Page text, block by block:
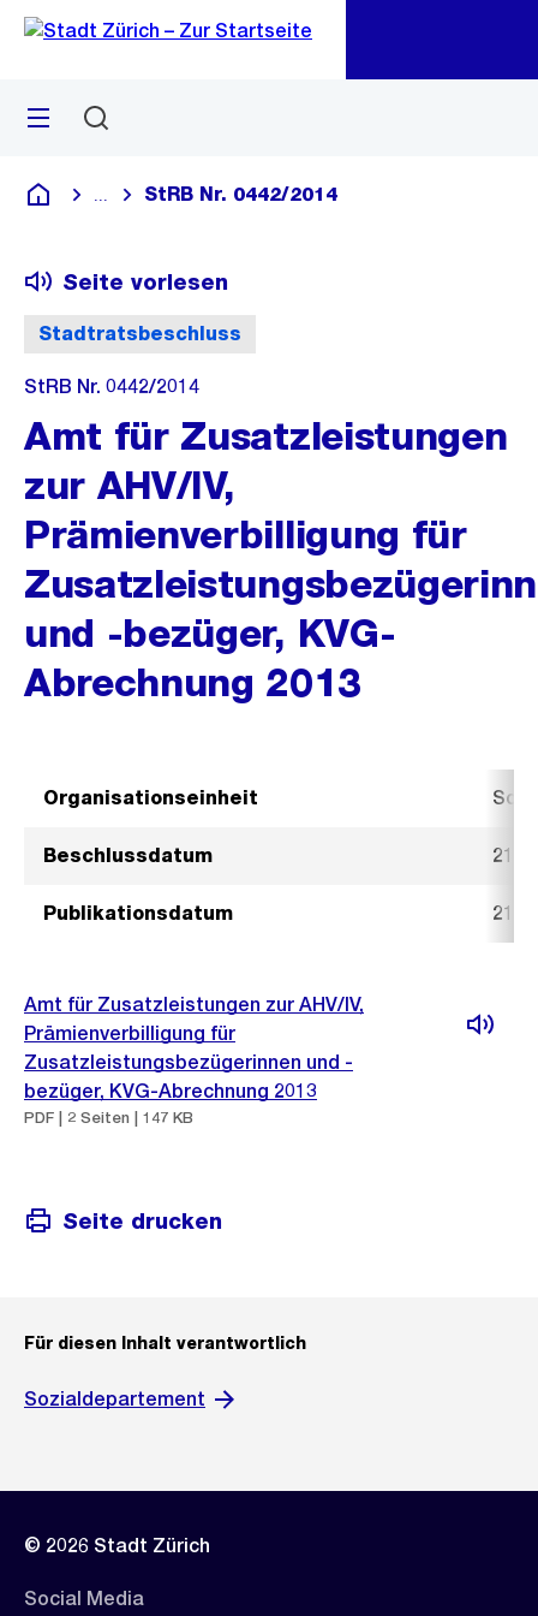
Navigation
Sprunglink
Menü
Deutsch
Blende alle Breadcrumbs ein
StRB Nr. 0442/2014
Stadtratsbeschluss
Seite vorlesen
StRB Nr. 0442/2014
Amt für Zusatzleistungen
zur AHV/IV,
Prämienverbilligung für
und -bezüger, KVG-
Abrechnung 2013
Organisationseinheit
Beschlussdatum 21.
Publikationsdatum 21.
Amt für Zusatzleistungen zur AHV/IV,
Prämienverbilligung für
Zusatzleistungsbezügerinnen und -
bezüger, KVG-Abrechnung 2013
PDF | 2 Seiten | 147 KB
Seite drucken
Für diesen Inhalt verantwortlich
Sozialdepartement
© 2026 Stadt Zürich
Social Media